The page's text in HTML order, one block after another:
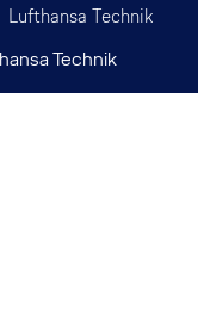
Technik
Lufthansa Technik